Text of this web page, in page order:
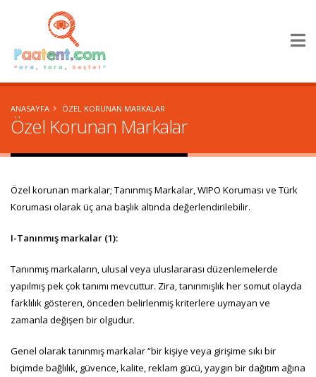
×
ANASAYFA ÖZEL KORUNAN MARKALAR
Özel Korunan Markalar
Özel korunan markalar; Tanınmış Markalar, WIPO Koruması ve Türk
Koruması olarak üç ana başlık altında değerlendirilebilir.
I-Tanınmış markalar (1):
Tanınmış markaların, ulusal veya uluslararası düzenlemelerde
yapılmış pek çok tanımı mevcuttur. Zira, tanınmışlık her somut olayda
farklılık gösteren, önceden belirlenmiş kriterlere uymayan ve
zamanla değişen bir olgudur.
Genel olarak tanınmış markalar “bir kişiye veya girişime sıkı bir
biçimde bağlılık, güvence, kalite, reklam gücü, yaygın bir dağıtım ağına